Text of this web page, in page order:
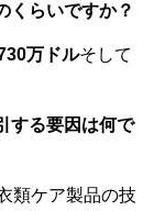
くらいですか？
万ドルそして
する要因は何で
類ケア製品の技